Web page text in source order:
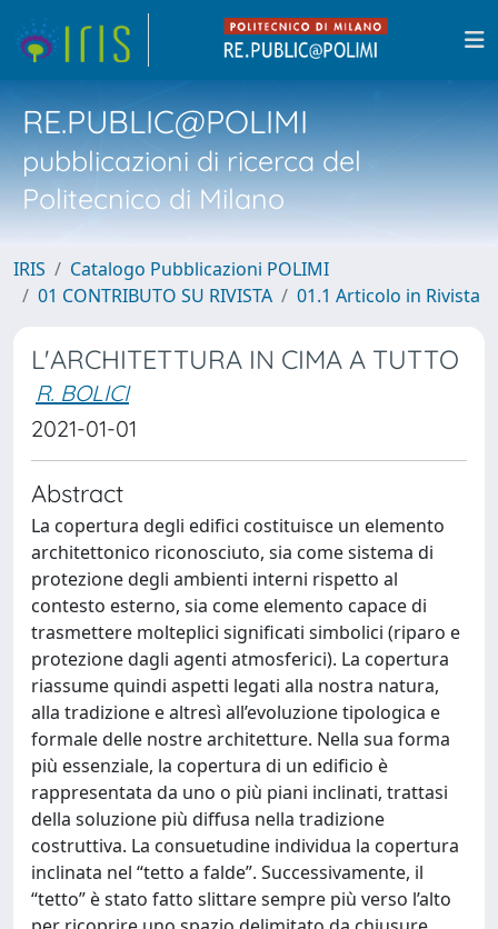
RE.PUBLIC@POLIMI
pubblicazioni di ricerca del
Politecnico di Milano
IRIS
Catalogo Pubblicazioni POLIMI
01 CONTRIBUTO SU RIVISTA
01.1 Articolo in Rivista
L'ARCHITETTURA IN CIMA A TUTTO
R. BOLICI
2021-01-01
Abstract
La copertura degli edifici costituisce un elemento
architettonico riconosciuto, sia come sistema di
protezione degli ambienti interni rispetto al
contesto esterno, sia come elemento capace di
trasmettere molteplici significati simbolici (riparo e
protezione dagli agenti atmosferici). La copertura
riassume quindi aspetti legati alla nostra natura,
alla tradizione e altresì all’evoluzione tipologica e
formale delle nostre architetture. Nella sua forma
più essenziale, la copertura di un edificio è
rappresentata da uno o più piani inclinati, trattasi
della soluzione più diffusa nella tradizione
costruttiva. La consuetudine individua la copertura
inclinata nel “tetto a falde”. Successivamente, il
“tetto” è stato fatto slittare sempre più verso l’alto